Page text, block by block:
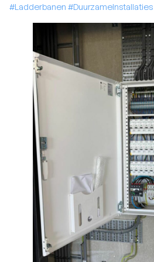
#Ladderbanen #DuurzameInstallaties